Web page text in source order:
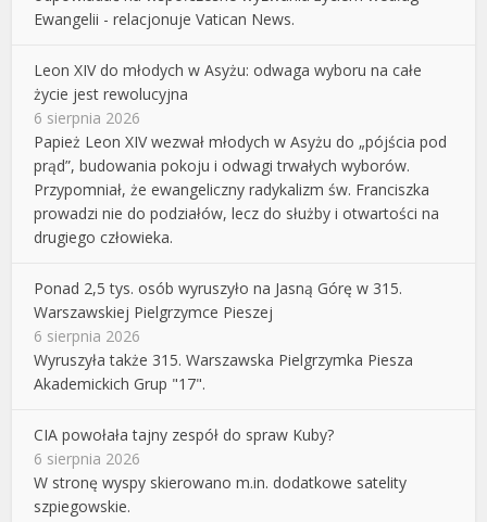
Ewangelii - relacjonuje Vatican News.
Leon XIV do młodych w Asyżu: odwaga wyboru na całe
życie jest rewolucyjna
6 sierpnia 2026
Papież Leon XIV wezwał młodych w Asyżu do „pójścia pod
prąd”, budowania pokoju i odwagi trwałych wyborów.
Przypomniał, że ewangeliczny radykalizm św. Franciszka
prowadzi nie do podziałów, lecz do służby i otwartości na
drugiego człowieka.
Ponad 2,5 tys. osób wyruszyło na Jasną Górę w 315.
Warszawskiej Pielgrzymce Pieszej
6 sierpnia 2026
Wyruszyła także 315. Warszawska Pielgrzymka Piesza
Akademickich Grup "17".
CIA powołała tajny zespół do spraw Kuby?
6 sierpnia 2026
W stronę wyspy skierowano m.in. dodatkowe satelity
szpiegowskie.